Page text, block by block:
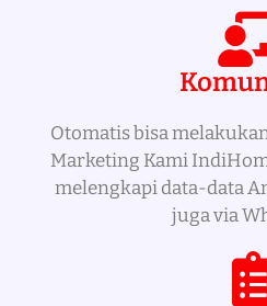
Otomatis bisa
Marketing Kami
melengkapi data-data
juga via